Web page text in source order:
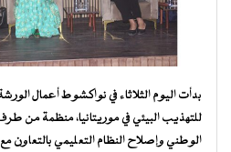
بدأت اليوم الثلاثاء في نواكشوط أعمال
للتهذيب البيئي في موريتانيا، منظمة من
الوطني وإصلاح النظام التعليمي بالتعاون